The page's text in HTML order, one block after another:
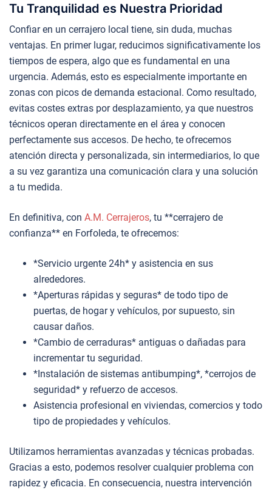
Tu Tranquilidad es Nuestra Prioridad
Confiar en un cerrajero local tiene, sin duda, muchas
ventajas. En primer lugar, reducimos significativamente los
tiempos de espera, algo que es fundamental en una
urgencia. Además, esto es especialmente importante en
zonas con picos de demanda estacional. Como resultado,
evitas costes extras por desplazamiento, ya que nuestros
técnicos operan directamente en el área y conocen
perfectamente sus accesos. De hecho, te ofrecemos
atención directa y personalizada, sin intermediarios, lo que
a su vez garantiza una comunicación clara y una solución
a tu medida.
En definitiva, con A.M. Cerrajeros, tu **cerrajero de
confianza** en Forfoleda, te ofrecemos:
*Servicio urgente 24h* y asistencia en sus
alrededores.
*Aperturas rápidas y seguras* de todo tipo de
puertas, de hogar y vehículos, por supuesto, sin
causar daños.
*Cambio de cerraduras* antiguas o dañadas para
incrementar tu seguridad.
*Instalación de sistemas antibumping*, *cerrojos de
seguridad* y refuerzo de accesos.
Asistencia profesional en viviendas, comercios y todo
tipo de propiedades y vehículos.
Utilizamos herramientas avanzadas y técnicas probadas.
Gracias a esto, podemos resolver cualquier problema con
rapidez y eficacia. En consecuencia, nuestra intervención